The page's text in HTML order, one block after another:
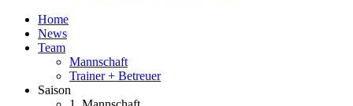
Home
News
Team
Mannschaft
Trainer + Betreuer
Saison